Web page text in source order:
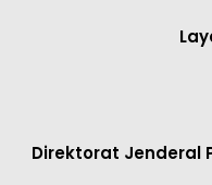
Direktorat Jenderal